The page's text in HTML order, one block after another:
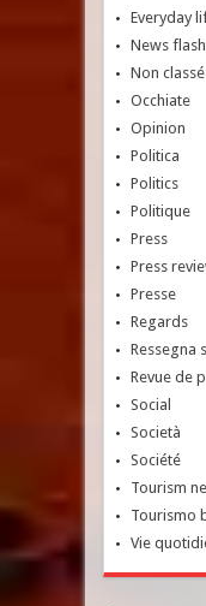
Everyday
News flash
Non classé
Occhiate
Opinion
Politica
Politics
Politique
Press
Press
Presse
Regards
Ressegna
Revue de
Social
Società
Société
Tourism
Tourismo
Vie